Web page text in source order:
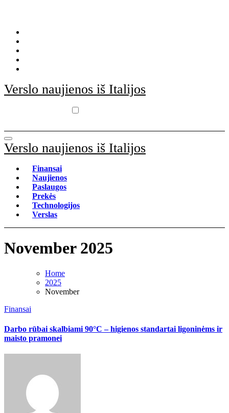
Verslo naujienos iš Italijos
Verslo naujienos iš Italijos
Finansai
Naujienos
Paslaugos
Prekės
Technologijos
Verslas
November 2025
Home
2025
November
Finansai
Darbo rūbai skalbiami 90°C – higienos standartai ligoninėms ir
maisto pramonei